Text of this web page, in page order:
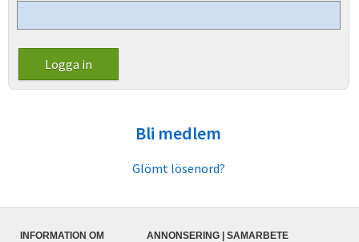
Bli medlem
Glömt lösenord?
INFORMATION OM
ANNONSERING | SAMARBETE